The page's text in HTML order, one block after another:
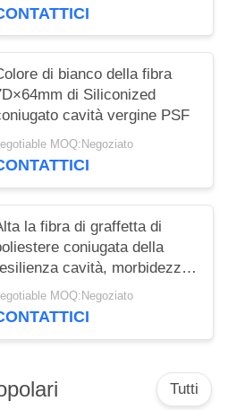
di bianco della fibra
di Siliconized
cavità vergine PSF
MOQ:Negoziato
la fibra di graffetta di
coniugata della
cavità, morbidezza
ha riciclato PSFMOQ:Negoziato
Tutti